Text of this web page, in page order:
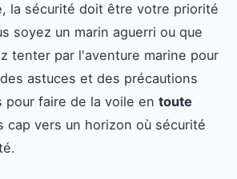
la sécurité doit être votre priorité
soyez un marin aguerri ou que
tenter par l'aventure marine pour
astuces et des précautions
faire de la voile en toute
cap vers un horizon où sécurité